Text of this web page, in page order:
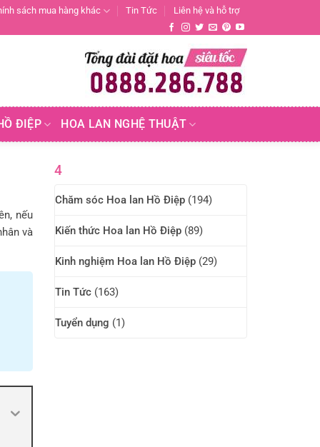
sách mua hàng khác Tin Tức Liên hệ và hỗ trợ
ĐIỆP HOA LAN NGHỆ THUẬT
nếu
và
4
Chăm sóc Hoa lan Hồ Điệp (194)
Kiến thức Hoa lan Hồ Điệp (89)
Kinh nghiệm Hoa lan Hồ Điệp (29)
Tin Tức (163)
Tuyển dụng (1)